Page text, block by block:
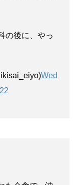
の後に、やっ
Wed